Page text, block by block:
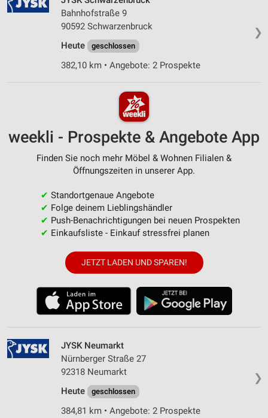
❯
Bahnhofstraße 9
90592 Schwarzenbruck
Heute
geschlossen
382,10 km • Angebote: 2 Prospekte
weekli - Prospekte & Angebote App
Finden Sie noch mehr Möbel & Wohnen Filialen &
Öffnungszeiten in unserer App.
✔ Standortgenaue Angebote
✔ Folge deinem Lieblingshändler
✔ Push-Benachrichtigungen bei neuen Prospekten
✔ Einkaufsliste - Einkauf stressfrei planen
JETZT LADEN UND SPAREN!
❯
JYSK Neumarkt
Nürnberger Straße 27
92318 Neumarkt
Heute
geschlossen
384,81 km • Angebote: 2 Prospekte